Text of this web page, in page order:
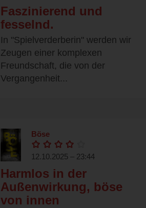
Faszinierend und
fesselnd.
In "Spielverderberin" werden wir
Zeugen einer komplexen
Freundschaft, die von der
Vergangenheit...
Böse
12.10.2025 – 23:44
Harmlos in der
Außenwirkung, böse
von innen